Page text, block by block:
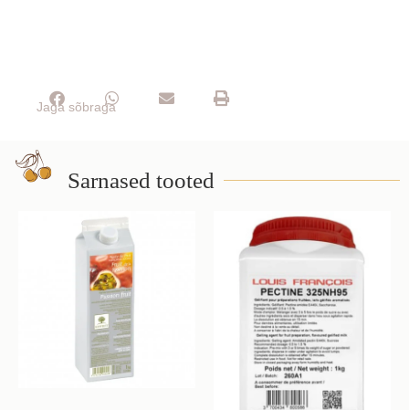
Jaga sõbraga
Sarnased tooted